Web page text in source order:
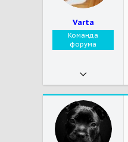
Varta
Команда
форума
21 433
3 853
113
Мои зверушки